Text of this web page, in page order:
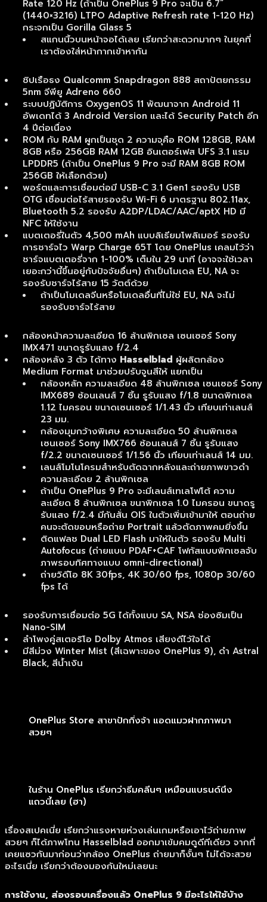
Rate 120 Hz (ถ้าเป็น OnePlus 9 Pro จะเป็น 6.7”
(1440×3216) LTPO Adaptive Refresh rate 1-120 Hz)
กระจกเป็น Gorilla Glass 5
สแกนนิ้วบนหน้าจอได้เลย เรียกว่าสะดวกมากๆ ในยุคที่
เราต้องใส่หน้ากากเข้าหากัน
ชิปเรือธง Qualcomm Snapdragon 888 สถาปัตยกรรม
5nm จีพียู Adreno 660
ระบบปฏิบัติการ OxygenOS 11 พัฒนาจาก Android 11
อัพเดทได้ 3 Android Version และได้ Security Patch อีก
4 ปีต่อเนื่อง
ROM กับ RAM ผูกเป็นชุด 2 ความจุคือ ROM 128GB, RAM
8GB หรือ 256GB RAM 12GB อินเตอร์เฟส UFS 3.1 แรม
LPDDR5 (ถ้าเป็น OnePlus 9 Pro จะมี RAM 8GB ROM
256GB ให้เลือกด้วย)
พอร์ตและการเชื่อมต่อมี USB-C 3.1 Gen1 รองรับ USB
OTG เชื่อมต่อไร้สายรองรับ Wi-Fi 6 มาตรฐาน 802.11ax,
Bluetooth 5.2 รองรับ A2DP/LDAC/AAC/aptX HD มี
NFC ให้ใช้งาน
แบตเตอรี่ในตัว 4,500 mAh แบบลิเธียมโพลิเมอร์ รองรับ
การชาร์จไว Warp Charge 65T โดย OnePlus เคลมไว้ว่า
ชาร์จแบตเตอรี่จาก 1-100% เต็มใน 29 นาที (อาจจะใช้เวลา
เยอะกว่านี้ขึ้นอยู่กับปัจจัยอื่นๆ) ถ้าเป็นโมเดล EU, NA จะ
รองรับชาร์จไร้สาย 15 วัตต์ด้วย
ถ้าเป็นโมเดลจีนหรือโมเดลอื่นที่ไม่ใช่ EU, NA จะไม่
รองรับชาร์จไร้สาย
กล้องหน้าความละเอียด 16 ล้านพิกเซล เซนเซอร์ Sony
IMX471 ขนาดรูรับแสง f/2.4
กล้องหลัง 3 ตัว ได้ทาง Hasselblad ผู้ผลิตกล้อง
Medium Format มาช่วยปรับจูนสีให้ แยกเป็น
กล้องหลัก ความละเอียด 48 ล้านพิกเซล เซนเซอร์ Sony
IMX689 ซ้อนเลนส์ 7 ชิ้น รูรับแสง f/1.8 ขนาดพิกเซล
1.12 ไมครอน ขนาดเซนเซอร์ 1/1.43 นิ้ว เทียบเท่าเลนส์
23 มม.
กล้องมุมกว้างพิเศษ ความละเอียด 50 ล้านพิกเซล
เซนเซอร์ Sony IMX766 ซ้อนเลนส์ 7 ชิ้น รูรับแสง
f/2.2 ขนาดเซนเซอร์ 1/1.56 นิ้ว เทียบเท่าเลนส์ 14 มม.
เลนส์โมโนโครมสำหรับตัดฉากหลังและถ่ายภาพขาวดำ
ความละเอีดย 2 ล้านพิกเซล
ถ้าเป็น OnePlus 9 Pro จะมีเลนส์เทเลโฟโต้ ความ
ละเอียด 8 ล้านพิกเซล ขนาพิกเซล 1.0 ไมครอน ขนาดรู
รับแสง f/2.4 มีกันสั่น OIS ในตัวเพิ่มเข้ามาให้ ตอนถ่าย
คนจะตัดขอบหรือถ่าย Portrait แล้วตัดภาพคมยิ่งขึ้น
ติดแฟลช Dual LED Flash มาให้ในตัว รองรับ Multi
Autofocus (ถ่ายแบบ PDAF+CAF โฟกัสแบบพิกเซลจับ
ภาพรอบทิศทางแบบ omni-directional)
ถ่ายวิดีโอ 8K 30fps, 4K 30/60 fps, 1080p 30/60
fps ได้
รองรับการเชื่อมต่อ 5G ได้ทั้งแบบ SA, NSA ช่องซิมเป็น
Nano-SIM
ลำโพงคู่สเตอริโอ Dolby Atmos เสียงดีไว้ใจได้
มีสีม่วง Winter Mist (สีเฉพาะของ OnePlus 9), ดำ Astral
Black, สีน้ำเงิน
OnePlus Store สาขาปักกิ่งจ้า แอดแมวฝากภาพมา
สวยๆ
ในร้าน OnePlus เรียกว่าธีมคลีนๆ เหมือนแบรนด์นึง
แถวนี้เลย (ฮา)
เรื่องสเปคเนี่ย เรียกว่าแรงหายห่วงเล่นเกมหรือเอาไว้ถ่ายภาพ
สวยๆ ก็ได้ภาพโทน Hasselblad ออกมาเข้มคมดูดีทีเดียว จากที่
เคยแซวกันมาก่อนว่ากล้อง OnePlus ถ่ายมาก็งั้นๆ ไม่ได้จะสวย
อะไรเนี่ย เรียกว่าต้องมองกันใหม่เลยนะ
การใช้งาน, ส่องรอบเครื่องแล้ว OnePlus 9 มีอะไรให้ใช้บ้าง